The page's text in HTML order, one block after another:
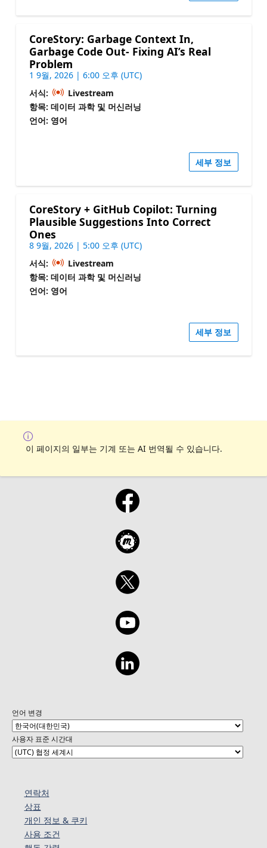
CoreStory: Garbage Context In,
Garbage Code Out- Fixing AI’s Real
Problem
1 9월, 2026 | 6:00 오후 (UTC)
서식:
Livestream
항목: 데이터 과학 및 머신러닝
언어: 영어
세부 정보
CoreStory + GitHub Copilot: Turning
Plausible Suggestions Into Correct
Ones
8 9월, 2026 | 5:00 오후 (UTC)
서식:
Livestream
항목: 데이터 과학 및 머신러닝
언어: 영어
세부 정보
이 페이지의 일부는 기계 또는 AI 번역될 수 있습니다.
언어 변경
사용자 표준 시간대
연락처
상표
개인 정보 & 쿠키
사용 조건